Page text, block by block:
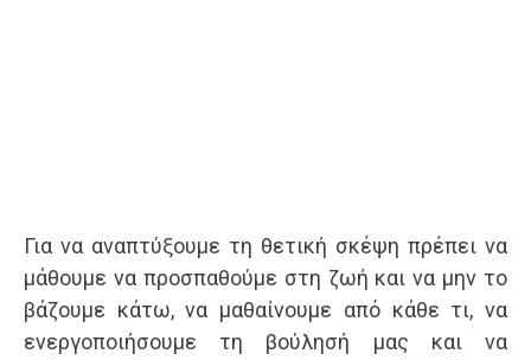
Για να αναπτύξουμε τη θετική σκέψη πρέπει να
μάθουμε να προσπαθούμε στη ζωή και να μην το
βάζουμε κάτω, να μαθαίνουμε από κάθε τι, να
ενεργοποιήσουμε τη βούλησή μας και να